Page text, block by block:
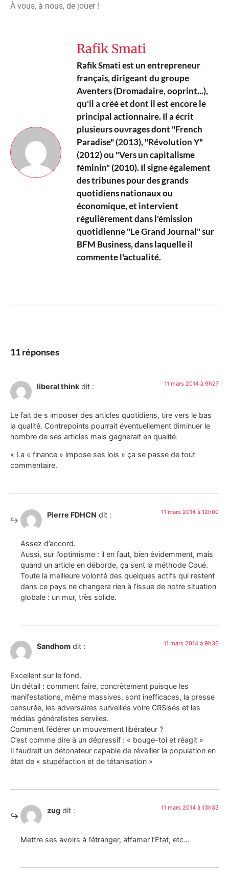
À vous, à nous, de jouer !
Rafik Smati
Rafik Smati est un entrepreneur
français, dirigeant du groupe
Aventers (Dromadaire, ooprint...),
qu'il a créé et dont il est encore le
principal actionnaire. Il a écrit
plusieurs ouvrages dont "French
Paradise" (2013), "Révolution Y"
(2012) ou "Vers un capitalisme
féminin" (2010). Il signe également
des tribunes pour des grands
quotidiens nationaux ou
économique, et intervient
régulièrement dans l'émission
quotidienne "Le Grand Journal" sur
BFM Business, dans laquelle il
commente l'actualité.
11 réponses
liberal think dit : 11 mars 2014 à 9h27
Le fait de s imposer des articles quotidiens, tire vers le bas
la qualité. Contrepoints pourrait éventuellement diminuer le
nombre de ses articles mais gagnerait en qualité.
« La « finance » impose ses lois » ça se passe de tout
commentaire.
Pierre FDHCN dit : 11 mars 2014 à 12h00
Assez d’accord.
Aussi, sur l’optimisme : il en faut, bien évidemment, mais
quand un article en déborde, ça sent la méthode Coué.
Toute la meilleure volonté des quelques actifs qui restent
dans ce pays ne changera rien à l’issue de notre situation
globale : un mur, très solide.
Sandhom dit : 11 mars 2014 à 9h36
Excellent sur le fond.
Un détail : comment faire, concrètement puisque les
manifestations, même massives, sont inefficaces, la presse
censurée, les adversaires surveillés voire CRSisés et les
médias généralistes serviles.
Comment fédérer un mouvement libérateur ?
C’est comme dire à un dépressif : « bouge-toi et réagit »
Il faudrait un détonateur capable de réveiller la population en
état de « stupéfaction et de tétanisation »
zug dit : 11 mars 2014 à 13h33
Mettre ses avoirs à l’étranger, affamer l’Etat, etc…